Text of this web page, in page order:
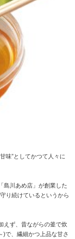
味”としてかつて人々に
島川あめ店」が創業した
り続けているというから
えず、昔ながらの釜で炊
)で、繊細かつ上品な甘さ